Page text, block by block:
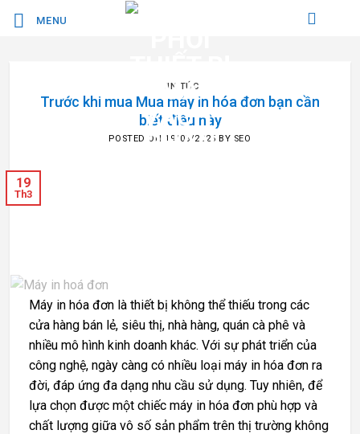
qua
MENU
TIN TỨC
Trước khi mua Mua máy in hóa đơn bạn cần
biết điều này
POSTED ON 19/03/2025 BY SEO
19
Th3
Máy in hóa đơn là thiết bị không thể thiếu trong các
cửa hàng bán lẻ, siêu thị, nhà hàng, quán cà phê và
nhiều mô hình kinh doanh khác. Với sự phát triển của
công nghệ, ngày càng có nhiều loại máy in hóa đơn ra
đời, đáp ứng đa dạng nhu cầu sử dụng. Tuy nhiên, để
lựa chọn được một chiếc máy in hóa đơn phù hợp và
chất lượng giữa vô số sản phẩm trên thị trường không